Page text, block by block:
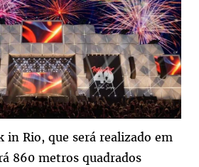
in Rio, que será realizado em
860 metros quadrados